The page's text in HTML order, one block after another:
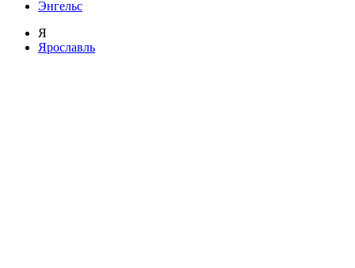
Энгельс
Я
Ярославль